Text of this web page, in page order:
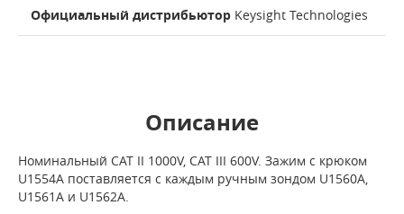
Официальный дистрибьютор Keysight Technologies
Описание
Номинальный CAT II 1000V, CAT III 600V. Зажим с крюком
U1554A поставляется с каждым ручным зондом U1560A,
U1561A и U1562A.